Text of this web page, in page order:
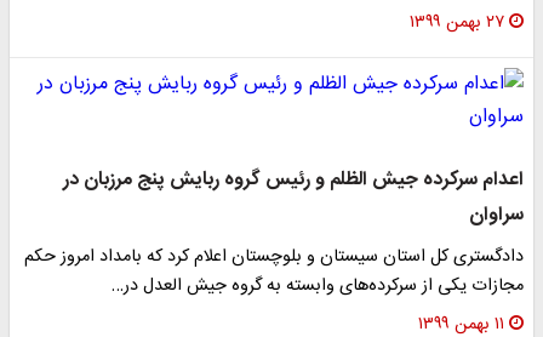
۲۷ بهمن ۱۳۹۹
اعدام سرکرده جیش الظلم و رئیس گروه ربایش پنج مرزبان در
سراوان
دادگستری کل استان سیستان و بلوچستان اعلام کرد که بامداد امروز حکم
مجازات یکی از سرکرده‌های وابسته به گروه جیش العدل در…
۱۱ بهمن ۱۳۹۹